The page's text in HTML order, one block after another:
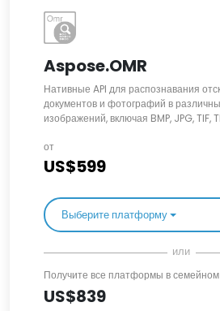
Aspose.OMR
Нативные API для распознавания
документов и фотографий в
изображений, включая BMP, JPG, TIF,
от
US$599
Выберите платформу
или
Получите все платформы в семейном
US$839